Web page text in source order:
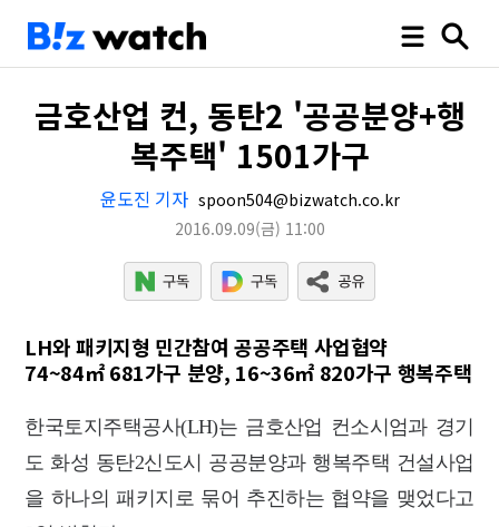
금호산업 컨, 동탄2 '공공분양+행
복주택' 1501가구
윤도진 기자 spoon504@bizwatch.co.kr
2016.09.09(금) 11:00
LH와 패키지형 민간참여 공공주택 사업협약
74~84㎡ 681가구 분양, 16~36㎡ 820가구 행복주택
한국토지주택공사(LH)는 금호산업 컨소시엄과 경기
도 화성 동탄2신도시 공공분양과 행복주택 건설사업
을 하나의 패키지로 묶어 추진하는 협약을 맺었다고